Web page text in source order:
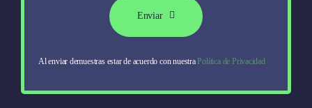
Enviar
Al enviar demuestras estar de acuerdo con nuestra Política de Privacidad